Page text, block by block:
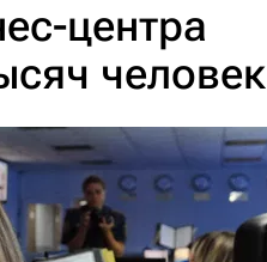
центра
человек